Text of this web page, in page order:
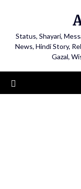
Status, Shayari,
News, Hindi Story,
Gazal,